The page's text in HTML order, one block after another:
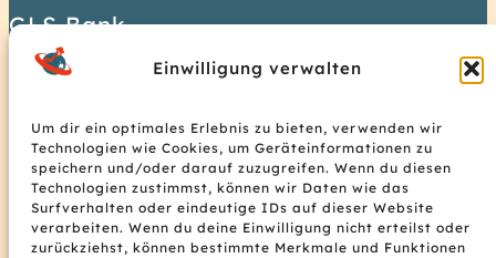
Einwilligung verwalten
Um dir ein optimales Erlebnis zu bieten, verwenden wir
Technologien wie Cookies, um Geräteinformationen zu
speichern und/oder darauf zuzugreifen. Wenn du diesen
Technologien zustimmst, können wir Daten wie das
Surfverhalten oder eindeutige IDs auf dieser Website
verarbeiten. Wenn du deine Einwilligung nicht erteilst oder
zurückziehst, können bestimmte Merkmale und Funktionen
6
7
7
5
GLS Bank
IBAN: DE37 4306 0967 1128 3931
BIC: GENODEM1GLS
© 2026 Homeplanet Hostel